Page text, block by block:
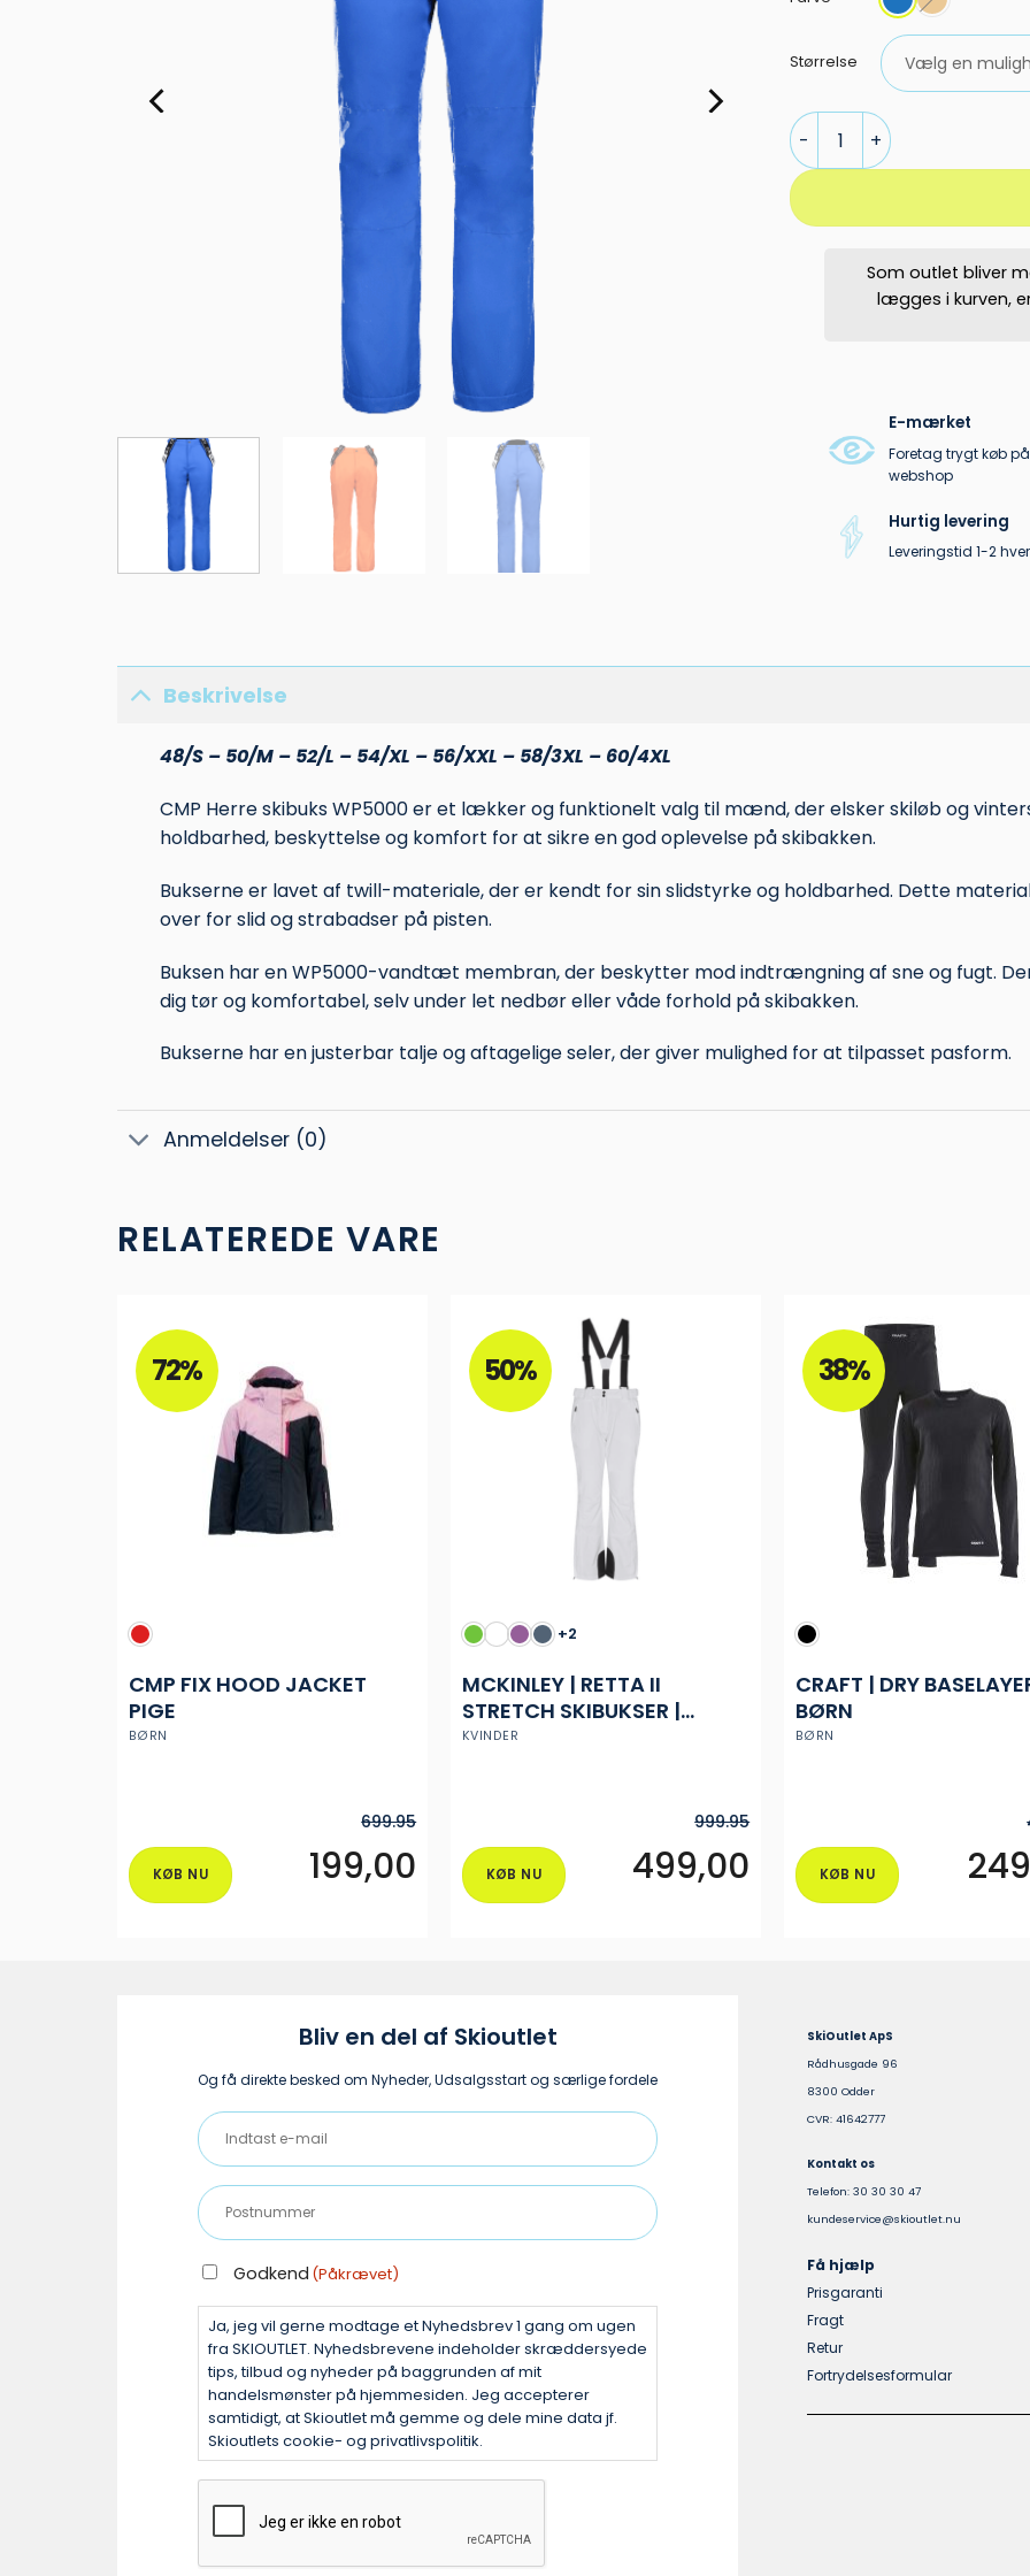
Størrelse
CMP herre skibuks wp5000
Som outlet bliver
lægges i kurven,
E-mærket
Foretag trygt køb
webshop
Hurtig levering
Leveringstid 1-2
Beskrivelse
48/S – 50/M – 52/L – 54/XL – 56/XXL – 58/3XL – 60/4XL
CMP Herre skibuks WP5000 er et lækker og funktionelt valg til mænd, der elsker skiløb og
holdbarhed, beskyttelse og komfort for at sikre en god oplevelse på skibakken.
Bukserne er lavet af twill-materiale, der er kendt for sin slidstyrke og holdbarhed. Dette
over for slid og strabadser på pisten.
Buksen har en WP5000-vandtæt membran, der beskytter mod indtrængning af sne og fugt.
dig tør og komfortabel, selv under let nedbør eller våde forhold på skibakken.
Bukserne har en justerbar talje og aftagelige seler, der giver mulighed for at tilpasset pasform.
Anmeldelser (0)
RELATEREDE VARE
72%
BØRN
CMP FIX HOOD JACKET
PIGE
KØB NU
kan
vælges
699.95
199,00
50%
+2
KVINDER
MCKINLEY | RETTA II
STRETCH SKIBUKSER |
DAME
KØB NU
vælges
varesiden
999.95
499,00
38%
BØRN
CRAFT | DRY
BØRN
KØB NU
Bliv en del af Skioutlet
Og få direkte besked om Nyheder, Udsalgsstart og særlige fordele
Indtast
e-
mail
(Påkrævet)
Postnummer
(Påkrævet)
GODKEND
(PÅKRÆVET)
Godkend (Påkrævet)
Ja, jeg vil gerne modtage et Nyhedsbrev 1 gang om ugen
fra SKIOUTLET. Nyhedsbrevene indeholder skræddersyede
tips, tilbud og nyheder på baggrunden af mit
handelsmønster på hjemmesiden. Jeg accepterer
samtidigt, at Skioutlet må gemme og dele mine data jf.
Skioutlets cookie- og privatlivspolitik.
SkiOutlet ApS
Rådhusgade 96
8300 Odder
CVR: 41642777
Kontakt os
Telefon: 30 30 30 47
kundeservice@skioutlet.nu
Få hjælp
Prisgaranti
Fragt
Retur
Fortrydelsesformular